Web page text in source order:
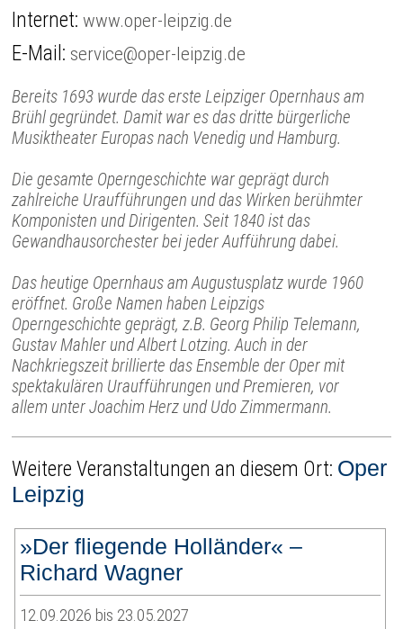
Internet:www.oper-leipzig.de
E-Mail: service@oper-leipzig.de
Bereits 1693 wurde das erste Leipziger Opernhaus am
Brühl gegründet. Damit war es das dritte bürgerliche
Musiktheater Europas nach Venedig und Hamburg.
Die gesamte Operngeschichte war geprägt durch
zahlreiche Uraufführungen und das Wirken berühmter
Komponisten und Dirigenten. Seit 1840 ist das
Gewandhausorchester bei jeder Aufführung dabei.
Das heutige Opernhaus am Augustusplatz wurde 1960
eröffnet. Große Namen haben Leipzigs
Operngeschichte geprägt, z.B. Georg Philip Telemann,
Gustav Mahler und Albert Lotzing. Auch in der
Nachkriegszeit brillierte das Ensemble der Oper mit
spektakulären Uraufführungen und Premieren, vor
allem unter Joachim Herz und Udo Zimmermann.
Weitere Veranstaltungen an diesem Ort: Oper
Leipzig
»Der fliegende Holländer« –
Richard Wagner
12.09.2026 bis 23.05.2027